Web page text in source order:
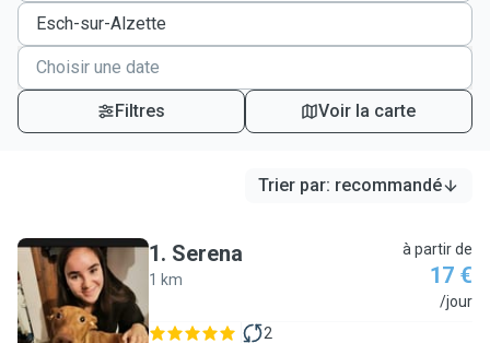
Filtres Voir la carte
Trier par: recommandé
S
1. Serena
1 km
à partir de
17 €
/jour
2